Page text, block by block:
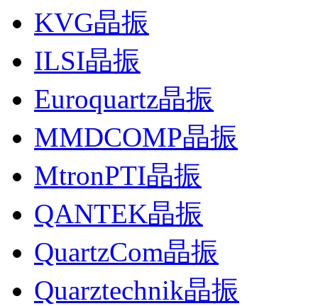
KVG晶振
ILSI晶振
Euroquartz晶振
MMDCOMP晶振
MtronPTI晶振
QANTEK晶振
QuartzCom晶振
Quarztechnik晶振